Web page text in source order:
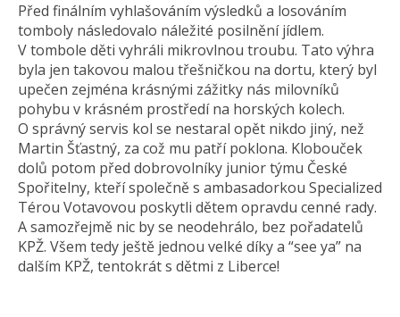
Před finálním vyhlašováním výsledků a losováním
tomboly následovalo náležité posilnění jídlem.
V tombole děti vyhráli mikrovlnou troubu. Tato výhra
byla jen takovou malou třešničkou na dortu, který byl
upečen zejména krásnými zážitky nás milovníků
pohybu v krásném prostředí na horských kolech.
O správný servis kol se nestaral opět nikdo jiný, než
Martin Šťastný, za což mu patří poklona. Klobouček
dolů potom před dobrovolníky junior týmu České
Spořitelny, kteří společně s ambasadorkou Specialized
Térou Votavovou poskytli dětem opravdu cenné rady.
A samozřejmě nic by se neodehrálo, bez pořadatelů
KPŽ. Všem tedy ještě jednou velké díky a “see ya” na
dalším KPŽ, tentokrát s dětmi z Liberce!